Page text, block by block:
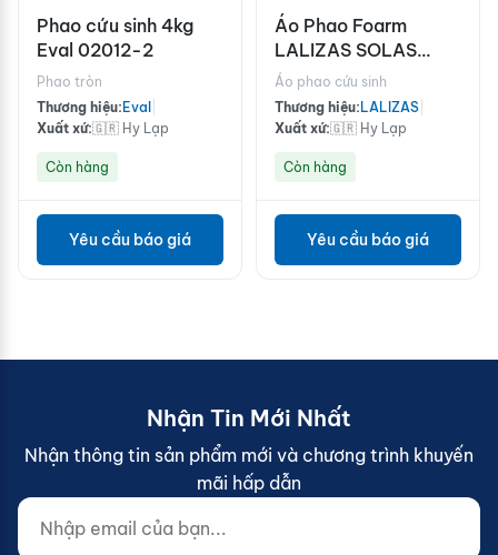
Phao cứu sinh 4kg
Eval 02012-2
Phao tròn
Thương hiệu: Eval
Xuất xứ:🇬🇷 Hy Lạp
Còn hàng
Yêu cầu báo giá
Áo Phao Foarm
LALIZAS SOLAS
70167
Áo phao cứu sinh
Thương hiệu: LALIZAS
Xuất xứ:🇬🇷 Hy Lạp
Còn hàng
Yêu cầu báo giá
Nhận Tin Mới Nhất
Nhận thông tin sản phẩm mới và chương trình khuyến
mãi hấp dẫn
Nhập email của bạn...
Website (do not fill)